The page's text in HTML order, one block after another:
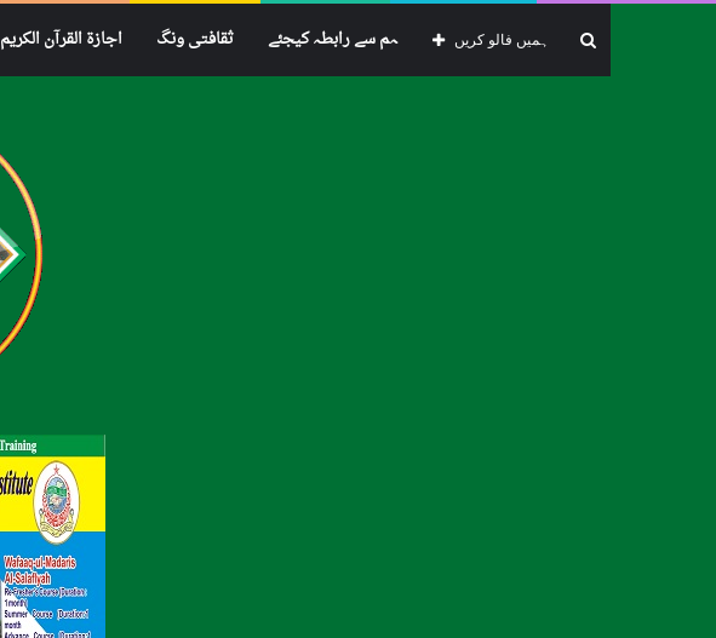
اجازۃ القرآن الکریم ثقافتی ونگ ہم سے رابطہ کیجئے ہمیں فالو کریں